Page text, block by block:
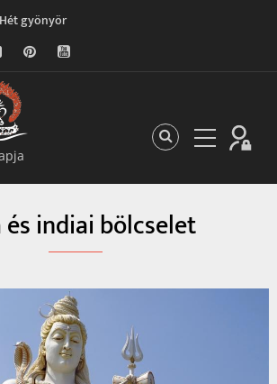
Hét gyönyör
A gondolatok átalakításának nyolc versszaka
Meghalni teljesen biztonságos
Minden más, mint aminek látszik
Vég nélküli leborulás
és indiai bölcselet